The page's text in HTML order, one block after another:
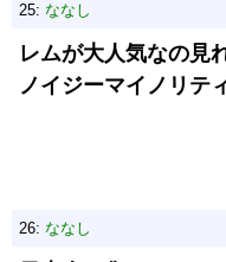
25: ななし
レムが大人気なの見
ノイジーマイノリテ
26: ななし